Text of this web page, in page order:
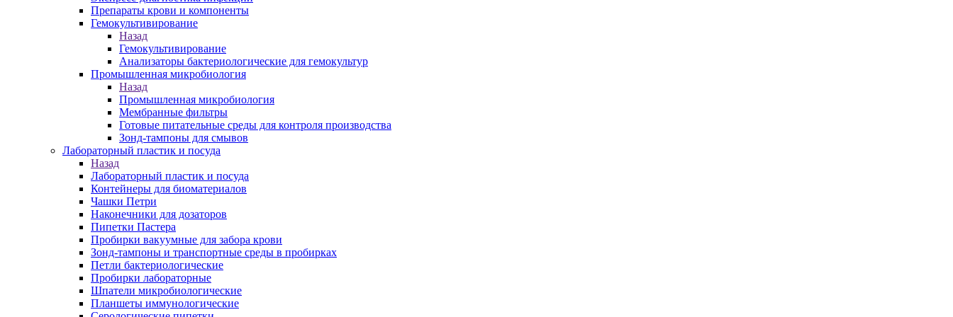
Препараты крови и компоненты
Гемокультивирование
Назад
Гемокультивирование
Анализаторы бактериологические для гемокультур
Промышленная микробиология
Назад
Промышленная микробиология
Мембранные фильтры
Готовые питательные среды для контроля производства
Зонд-тампоны для смывов
Лабораторный пластик и посуда
Назад
Лабораторный пластик и посуда
Контейнеры для биоматериалов
Чашки Петри
Наконечники для дозаторов
Пипетки Пастера
Пробирки вакуумные для забора крови
Зонд-тампоны и транспортные среды в пробирках
Петли бактериологические
Пробирки лабораторные
Шпатели микробиологические
Планшеты иммунологические